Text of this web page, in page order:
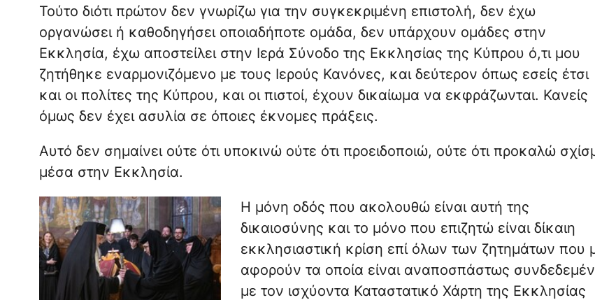
Τούτο διότι πρώτον δεν γνωρίζω για την συγκεκριμένη επιστολή, δεν έχω
οργανώσει ή καθοδηγήσει οποιαδήποτε ομάδα, δεν υπάρχουν ομάδες στην
Εκκλησία, έχω αποστείλει στην Ιερά Σύνοδο της Εκκλησίας της Κύπρου ό,τι μου
ζητήθηκε εναρμονιζόμενο με τους Ιερούς Κανόνες, και δεύτερον όπως εσείς έτσι
και οι πολίτες της Κύπρου, και οι πιστοί, έχουν δικαίωμα να εκφράζωνται. Κανείς
όμως δεν έχει ασυλία σε όποιες έκνομες πράξεις.
Αυτό δεν σημαίνει ούτε ότι υποκινώ ούτε ότι προειδοποιώ, ούτε ότι προκαλώ
μέσα στην Εκκλησία.
Η μόνη οδός που ακολουθώ είναι αυτή της
δικαιοσύνης και το μόνο που επιζητώ είναι δίκαιη
εκκλησιαστική κρίση επί όλων των ζητημάτων που
αφορούν τα οποία είναι αναποσπάστως
με τον ισχύοντα Καταστατικό Χάρτη της Εκκλησίας